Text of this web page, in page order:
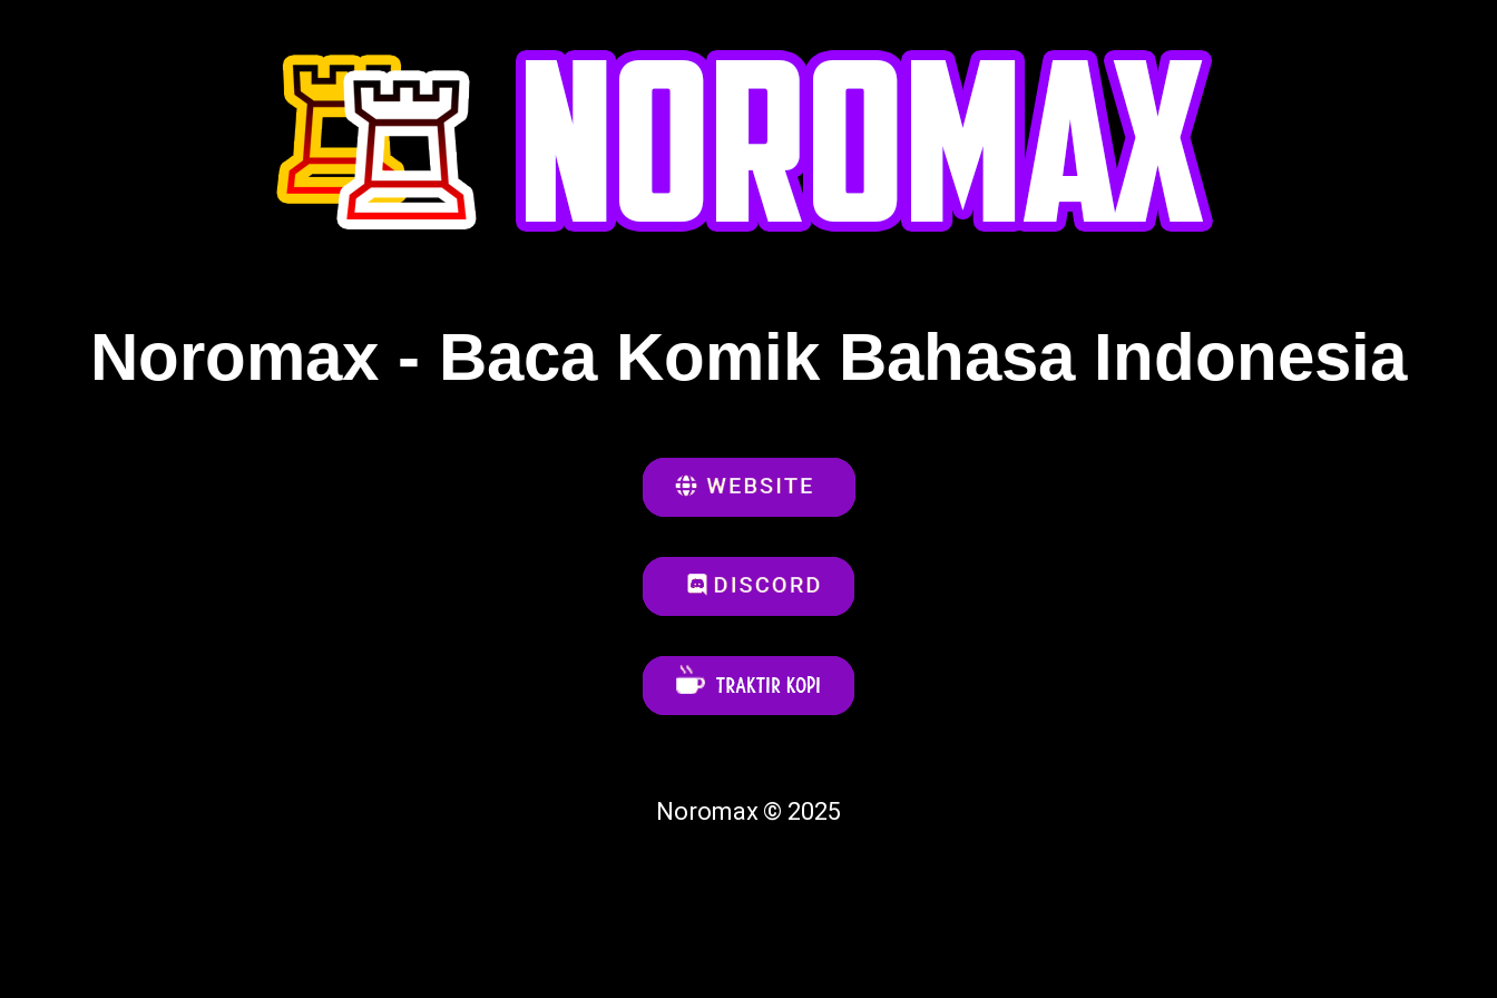
Noromax - Baca Komik Bahasa Indonesia
Noromax © 2025